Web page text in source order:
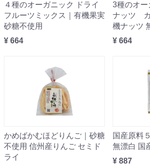
４種のオーガニック ドライ
フルーツミックス｜有機果実
砂糖不使用
¥ 664
3種のオー
ナッツ カ
機ナッツ
¥ 664
かめばかむほどりんご｜砂糖
不使用 信州産りんご セミド
ライ
国産原料
無漂白 国
¥ 887